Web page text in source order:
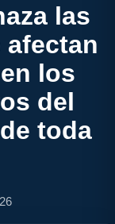
las
los
del
toda